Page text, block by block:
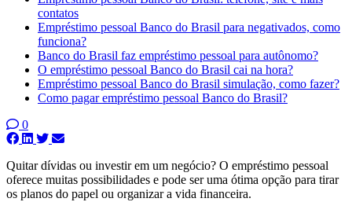
contatos
Empréstimo pessoal Banco do Brasil para negativados, como
funciona?
Banco do Brasil faz empréstimo pessoal para autônomo?
O empréstimo pessoal Banco do Brasil cai na hora?
Empréstimo pessoal Banco do Brasil simulação, como fazer?
Como pagar empréstimo pessoal Banco do Brasil?
0
Quitar dívidas ou investir em um negócio? O empréstimo pessoal
oferece muitas possibilidades e pode ser uma ótima opção para tirar
os planos do papel ou organizar a vida financeira.